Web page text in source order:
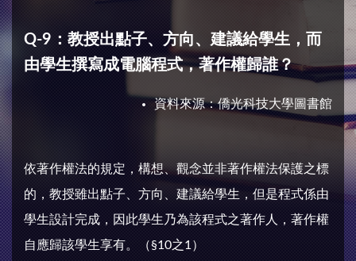
Q-9：教授出點子、方向、建議給學生，而
由學生撰寫成電腦程式，著作權歸誰？
資料來源：僑光科技大學圖書館
依著作權法的規定，構想、觀念並非著作權法保護之標
的，教授雖出點子、方向、建議給學生，但是程式係由
學生設計完成，因此學生乃為該程式之著作人，著作權
自應歸該學生享有。（§10之1）